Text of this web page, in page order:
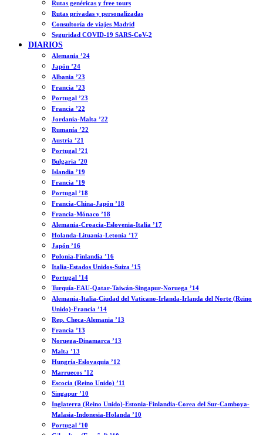
Rutas genéricas y free tours
Rutas privadas y personalizadas
Consultoría de viajes Madrid
Seguridad COVID-19 SARS-CoV-2
DIARIOS
Alemania ’24
Japón ’24
Albania ’23
Francia ’23
Portugal ’23
Francia ’22
Jordania-Malta ’22
Rumanía ’22
Austria ’21
Portugal ’21
Bulgaria ’20
Islandia ’19
Francia ’19
Portugal ’18
Francia-China-Japón ’18
Francia-Mónaco ’18
Alemania-Croacia-Eslovenia-Italia ’17
Holanda-Lituania-Letonia ’17
Japón ’16
Polonia-Finlandia ’16
Italia-Estados Unidos-Suiza ’15
Portugal ’14
Turquía-EAU-Qatar-Taiwán-Singapur-Noruega ’14
Alemania-Italia-Ciudad del Vaticano-Irlanda-Irlanda del Norte (Reino
Unido)-Francia ’14
Rep. Checa-Alemania ’13
Francia ’13
Noruega-Dinamarca ’13
Malta ’13
Hungría-Eslovaquia ’12
Marruecos ’12
Escocia (Reino Unido) ’11
Singapur ’10
Inglaterra (Reino Unido)-Estonia-Finlandia-Corea del Sur-Camboya-
Malasia-Indonesia-Holanda ’10
Portugal ’10